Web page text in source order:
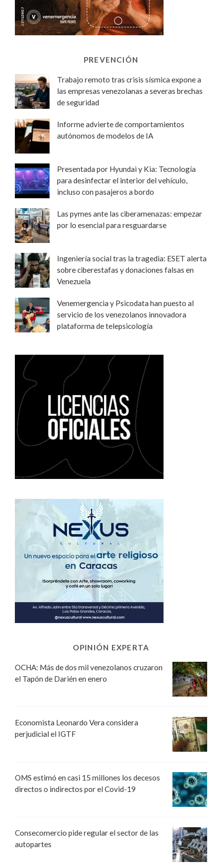
PREVENCIÓN
Trabajo remoto tras crisis sísmica expone a
las empresas venezolanas a severas brechas
de seguridad
Informe advierte de comportamientos
autónomos de modelos de IA
Presentada por Hyundai y Kia: Tecnología
para desinfectar el interior del vehículo,
incluso con pasajeros a bordo
Las pymes ante las ciberamenazas: empezar
por lo esencial para resguardarse
Ingeniería social tras la tragedia: ESET alerta
sobre ciberestafas y donaciones falsas en
Venezuela
Venemergencia y Psicodata han puesto al
servicio de los venezolanos innovadora
plataforma de telepsicología
OPINIÓN EXPERTA
OCHA: Más de dos mil venezolanos cruzaron
el Tapón de Darién en enero
Economista Leonardo Vera considera
perjudicial el IGTF
OMS estimó en casi 15 millones los decesos
directos o indirectos por el Covid-19
Consecomercio pide regular el sector de las
autopartes